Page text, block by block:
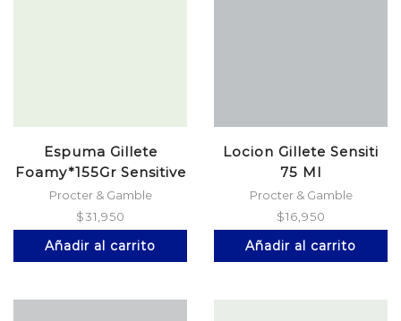
Espuma Gillete
Foamy*155Gr Sensitive
Procter & Gamble
$31,950
Añadir al carrito
Locion Gillete Sensiti
75 Ml
Procter & Gamble
$16,950
Añadir al carrito